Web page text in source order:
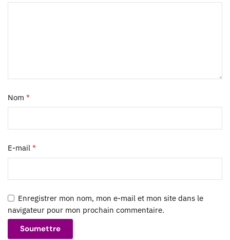
Nom *
E-mail *
Enregistrer mon nom, mon e-mail et mon site dans le
navigateur pour mon prochain commentaire.